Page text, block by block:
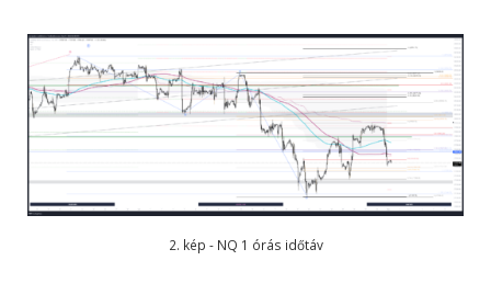
2. kép - NQ 1 órás időtáv